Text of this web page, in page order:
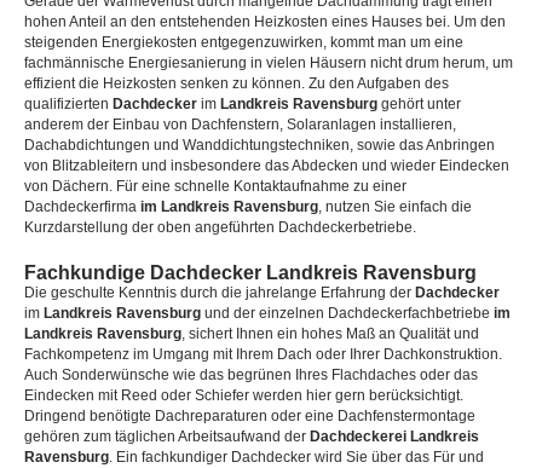
hohen Anteil an den entstehenden Heizkosten eines Hauses bei. Um den
steigenden Energiekosten entgegenzuwirken, kommt man um eine
fachmännische Energiesanierung in vielen Häusern nicht drum herum, um
effizient die Heizkosten senken zu können. Zu den Aufgaben des
qualifizierten Dachdecker im Landkreis Ravensburg gehört unter
anderem der Einbau von Dachfenstern, Solaranlagen installieren,
Dachabdichtungen und Wanddichtungstechniken, sowie das Anbringen
von Blitzableitern und insbesondere das Abdecken und wieder Eindecken
von Dächern. Für eine schnelle Kontaktaufnahme zu einer
Dachdeckerfirma im Landkreis Ravensburg, nutzen Sie einfach die
Kurzdarstellung der oben angeführten Dachdeckerbetriebe.
Fachkundige Dachdecker Landkreis Ravensburg
Die geschulte Kenntnis durch die jahrelange Erfahrung der Dachdecker
im Landkreis Ravensburg und der einzelnen Dachdeckerfachbetriebe im
Landkreis Ravensburg, sichert Ihnen ein hohes Maß an Qualität und
Fachkompetenz im Umgang mit Ihrem Dach oder Ihrer Dachkonstruktion.
Auch Sonderwünsche wie das begrünen Ihres Flachdaches oder das
Eindecken mit Reed oder Schiefer werden hier gern berücksichtigt.
Dringend benötigte Dachreparaturen oder eine Dachfenstermontage
gehören zum täglichen Arbeitsaufwand der Dachdeckerei Landkreis
Ravensburg. Ein fachkundiger Dachdecker wird Sie über das Für und